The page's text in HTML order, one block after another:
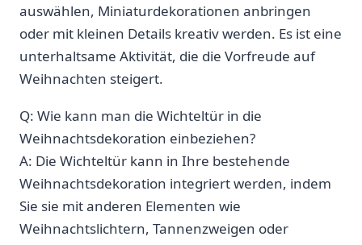
auswählen, Miniaturdekorationen anbringen
oder mit kleinen⁢ Details kreativ werden. Es​ ist ⁤eine
unterhaltsame‍ Aktivität,‌ die die Vorfreude auf‍
Weihnachten steigert.
Q: ‍Wie kann man die⁢ Wichteltür in die
⁢Weihnachtsdekoration ⁢einbeziehen?
A: Die Wichteltür kann ‌in Ihre bestehende
Weihnachtsdekoration integriert werden, indem⁤
Sie sie⁤ mit anderen Elementen ⁢wie
Weihnachtslichtern, Tannenzweigen oder⁢